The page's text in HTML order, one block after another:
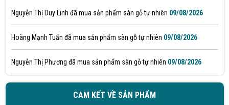
Nguyễn Thị Duy Linh đã mua sản phẩm sàn gỗ tự nhiên 09/08/2026
Hoàng Mạnh Tuấn đã mua sản phẩm sàn gỗ tự nhiên 09/08/2026
Nguyễn Thị Phương đã mua sản phẩm sàn gỗ tự nhiên 09/08/2026
CAM KẾT VỀ SẢN PHẨM